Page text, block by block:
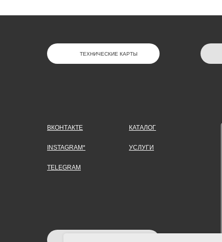
ТЕХНИЧЕСКИЕ КАРТЫ
TELEGRAM
INSTAGRAM*
ВКОНТАКТЕ
УСЛУГИ
КАТАЛОГ